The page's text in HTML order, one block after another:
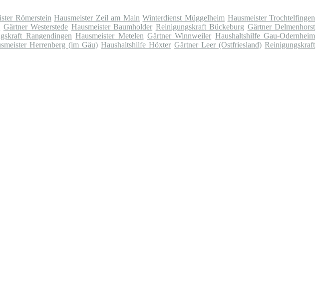
Römerstein Hausmeister Zeil am Main Winterdienst Müggelheim Hausmeister Trochtelfingen
Gärtner Westerstede Hausmeister Baumholder Reinigungskraft Bückeburg Gärtner Delmenhorst
Rangendingen Hausmeister Metelen Gärtner Winnweiler Haushaltshilfe Gau-Odernheim
Herrenberg (im Gäu) Haushaltshilfe Höxter Gärtner Leer (Ostfriesland) Reinigungskraft